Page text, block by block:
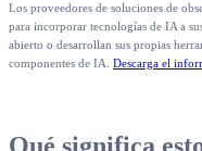
Los proveedores de soluciones de
para incorporar tecnologías de IA a
abierto o desarrollan sus propias
componentes de IA. Descarga el